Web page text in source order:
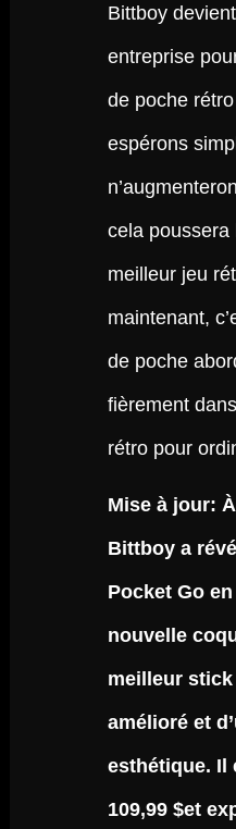
Bittboy
entreprise
de poche
espérons
cela poussera
meilleur jeu
maintenant,
de poche
fièrement
rétro pour
Mise à jour:
Bittboy a
Pocket Go
nouvelle
meilleur stick
amélioré et
esthétique. Il
109,99 $et